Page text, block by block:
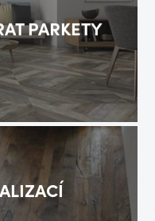
PARKETY